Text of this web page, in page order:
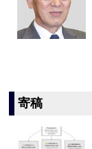
寄稿